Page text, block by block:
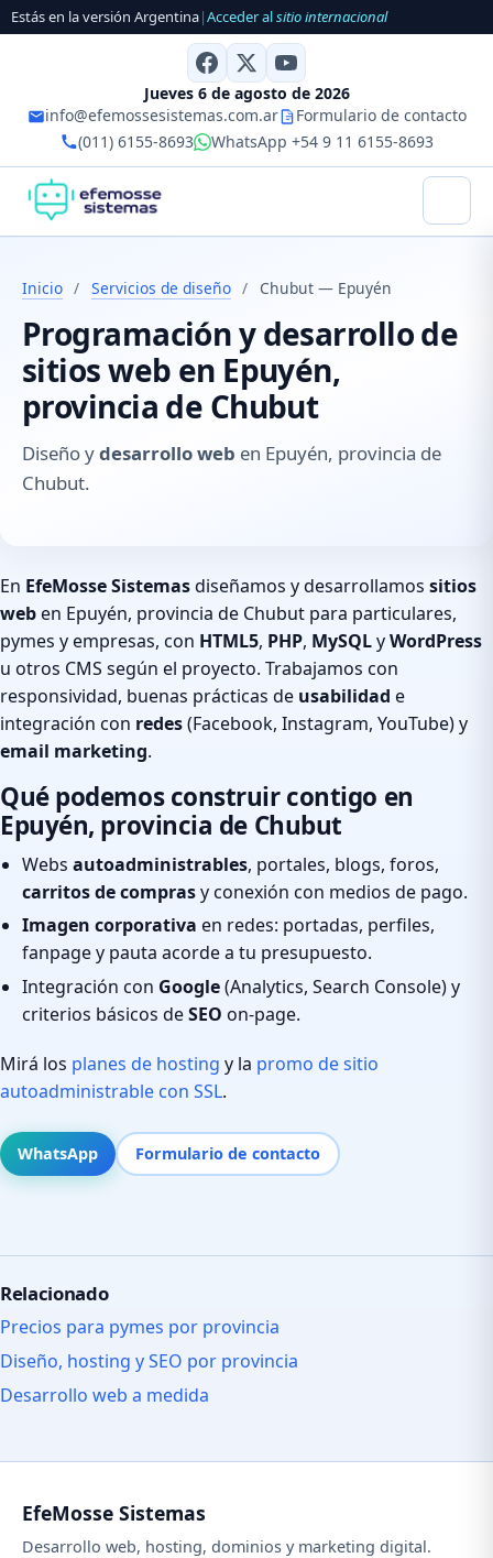
Estás en la versión Argentina|Acceder alsitio internacional
Jueves 6 de agosto de 2026
info@efemossesistemas.com.ar
Formulario de contacto
(011) 6155-8693
WhatsApp +54 9 11 6155-8693
Inicio / Servicios de diseño / Chubut — Epuyén
Programación y desarrollo de
sitios web en Epuyén,
provincia de Chubut
Diseño ydesarrollo web en Epuyén, provincia de
Chubut.
En EfeMosse Sistemasdiseñamos y desarrollamos sitios
weben Epuyén, provincia de Chubut para particulares,
pymes y empresas, con HTML5, PHP, MySQLyWordPress
u otros CMS según el proyecto. Trabajamos con
responsividad, buenas prácticas de usabilidad e
integración con redes(Facebook, Instagram, YouTube) y
email marketing.
Qué podemos construir contigo en
Epuyén, provincia de Chubut
Webs autoadministrables, portales, blogs, foros,
carritos de comprasy conexión con medios de pago.
Imagen corporativa en redes: portadas, perfiles,
fanpage y pauta acorde a tu presupuesto.
Integración con Google(Analytics, Search Console) y
criterios básicos deSEO on-page.
Mirá los planes de hosting y la promo de sitio
autoadministrable con SSL.
WhatsApp Formulario de contacto
Relacionado
Precios para pymes por provincia
Diseño, hosting y SEO por provincia
Desarrollo web a medida
EfeMosse Sistemas
Desarrollo web, hosting, dominios y marketing digital.